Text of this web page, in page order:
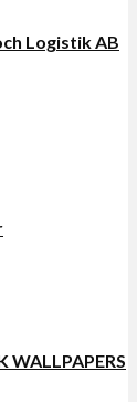
Logistik AB
WALLPAPERS